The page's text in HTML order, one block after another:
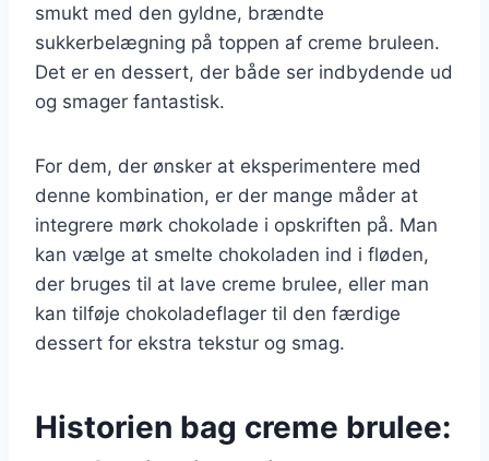
smukt med den gyldne, brændte
sukkerbelægning på toppen af creme bruleen.
Det er en dessert, der både ser indbydende ud
og smager fantastisk.
For dem, der ønsker at eksperimentere med
denne kombination, er der mange måder at
integrere mørk chokolade i opskriften på. Man
kan vælge at smelte chokoladen ind i fløden,
der bruges til at lave creme brulee, eller man
kan tilføje chokoladeflager til den færdige
dessert for ekstra tekstur og smag.
Historien bag creme brulee: